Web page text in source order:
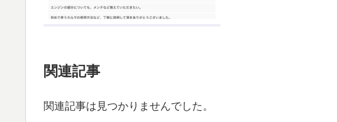
関連記事
関連記事は見つかりませんでした。